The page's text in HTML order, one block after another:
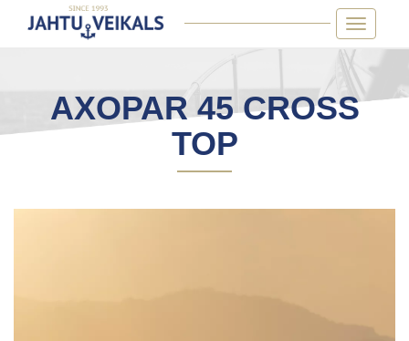
Toggle
AXOPAR 45 CROSS
TOP